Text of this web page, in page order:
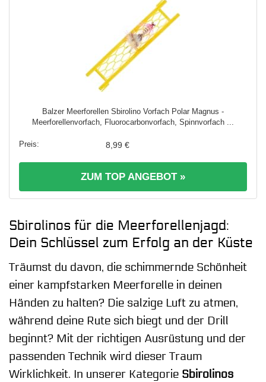
Balzer Meerforellen Sbirolino Vorfach Polar Magnus -
Meerforellenvorfach, Fluorocarbonvorfach, Spinnvorfach ...
8,99 €
ZUM TOP ANGEBOT »
Sbirolinos für die Meerforellenjagd:
Dein Schlüssel zum Erfolg an der Küste
Träumst du davon, die schimmernde Schönheit
einer kampfstarken Meerforelle in deinen
Händen zu halten? Die salzige Luft zu atmen,
während deine Rute sich biegt und der Drill
beginnt? Mit der richtigen Ausrüstung und der
passenden Technik wird dieser Traum
Wirklichkeit. In unserer Kategorie Sbirolinos